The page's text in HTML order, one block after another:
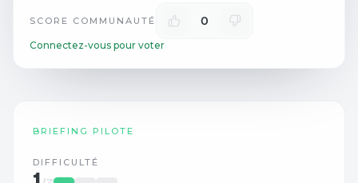
SCORE COMMUNAUTÉ 0
Connectez-vous pour voter
BRIEFING PILOTE
DIFFICULTÉ